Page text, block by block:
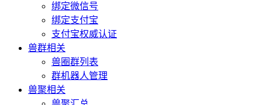
绑定微信号
绑定支付宝
支付宝权威认证
兽群相关
兽圈群列表
群机器人管理
兽聚相关